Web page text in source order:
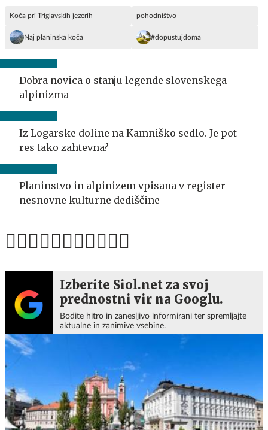
Koča pri Triglavskih jezerih pohodništvo
Naj planinska koča #dopustujdoma
Dobra novica o stanju legende slovenskega
alpinizma
Iz Logarske doline na Kamniško sedlo. Je pot
res tako zahtevna?
Planinstvo in alpinizem vpisana v register
nesnovne kulturne dediščine
Izberite Siol.net za svoj
prednostni vir na Googlu.
Bodite hitro in zanesljivo informirani ter spremljajte
aktualne in zanimive vsebine.